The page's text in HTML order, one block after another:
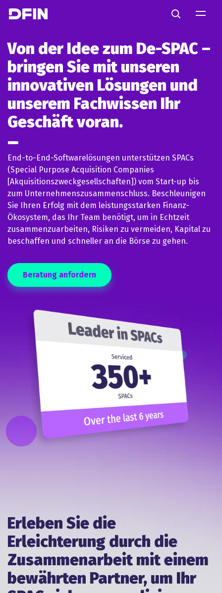
Search
Von der Idee zum De-SPAC –
bringen Sie mit unseren
innovativen Lösungen und
unserem Fachwissen Ihr
Geschäft voran.
End-to-End-Softwarelösungen unterstützen SPACs
(Special Purpose Acquisition Companies
[Akquisitionszweckgesellschaften]) vom Start-up bis
zum Unternehmenszusammenschluss. Beschleunigen
Sie Ihren Erfolg mit dem leistungsstarken Finanz-
Ökosystem, das Ihr Team benötigt, um in Echtzeit
zusammenzuarbeiten, Risiken zu vermeiden, Kapital zu
beschaffen und schneller an die Börse zu gehen.
Beratung anfordern
Erleben Sie die
Erleichterung durch die
Zusammenarbeit mit einem
bewährten Partner, um Ihr